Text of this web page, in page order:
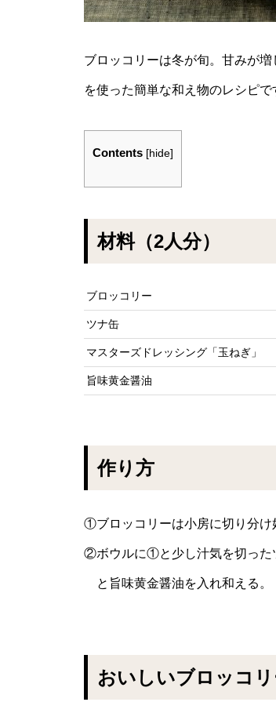
ブロッコリーは冬が旬。甘みが
を使った簡単な和え物のレシピで
Contents [hide]
材料（2人分）
ブロッコリー
ツナ缶
マスターズドレッシング「玉ねぎ」
旨味黄金醤油
作り方
①ブロッコリーは小房に切り分け
②ボウルに①と少し汁気を切った
と旨味黄金醤油を入れ和える。
おいしいブロッコ